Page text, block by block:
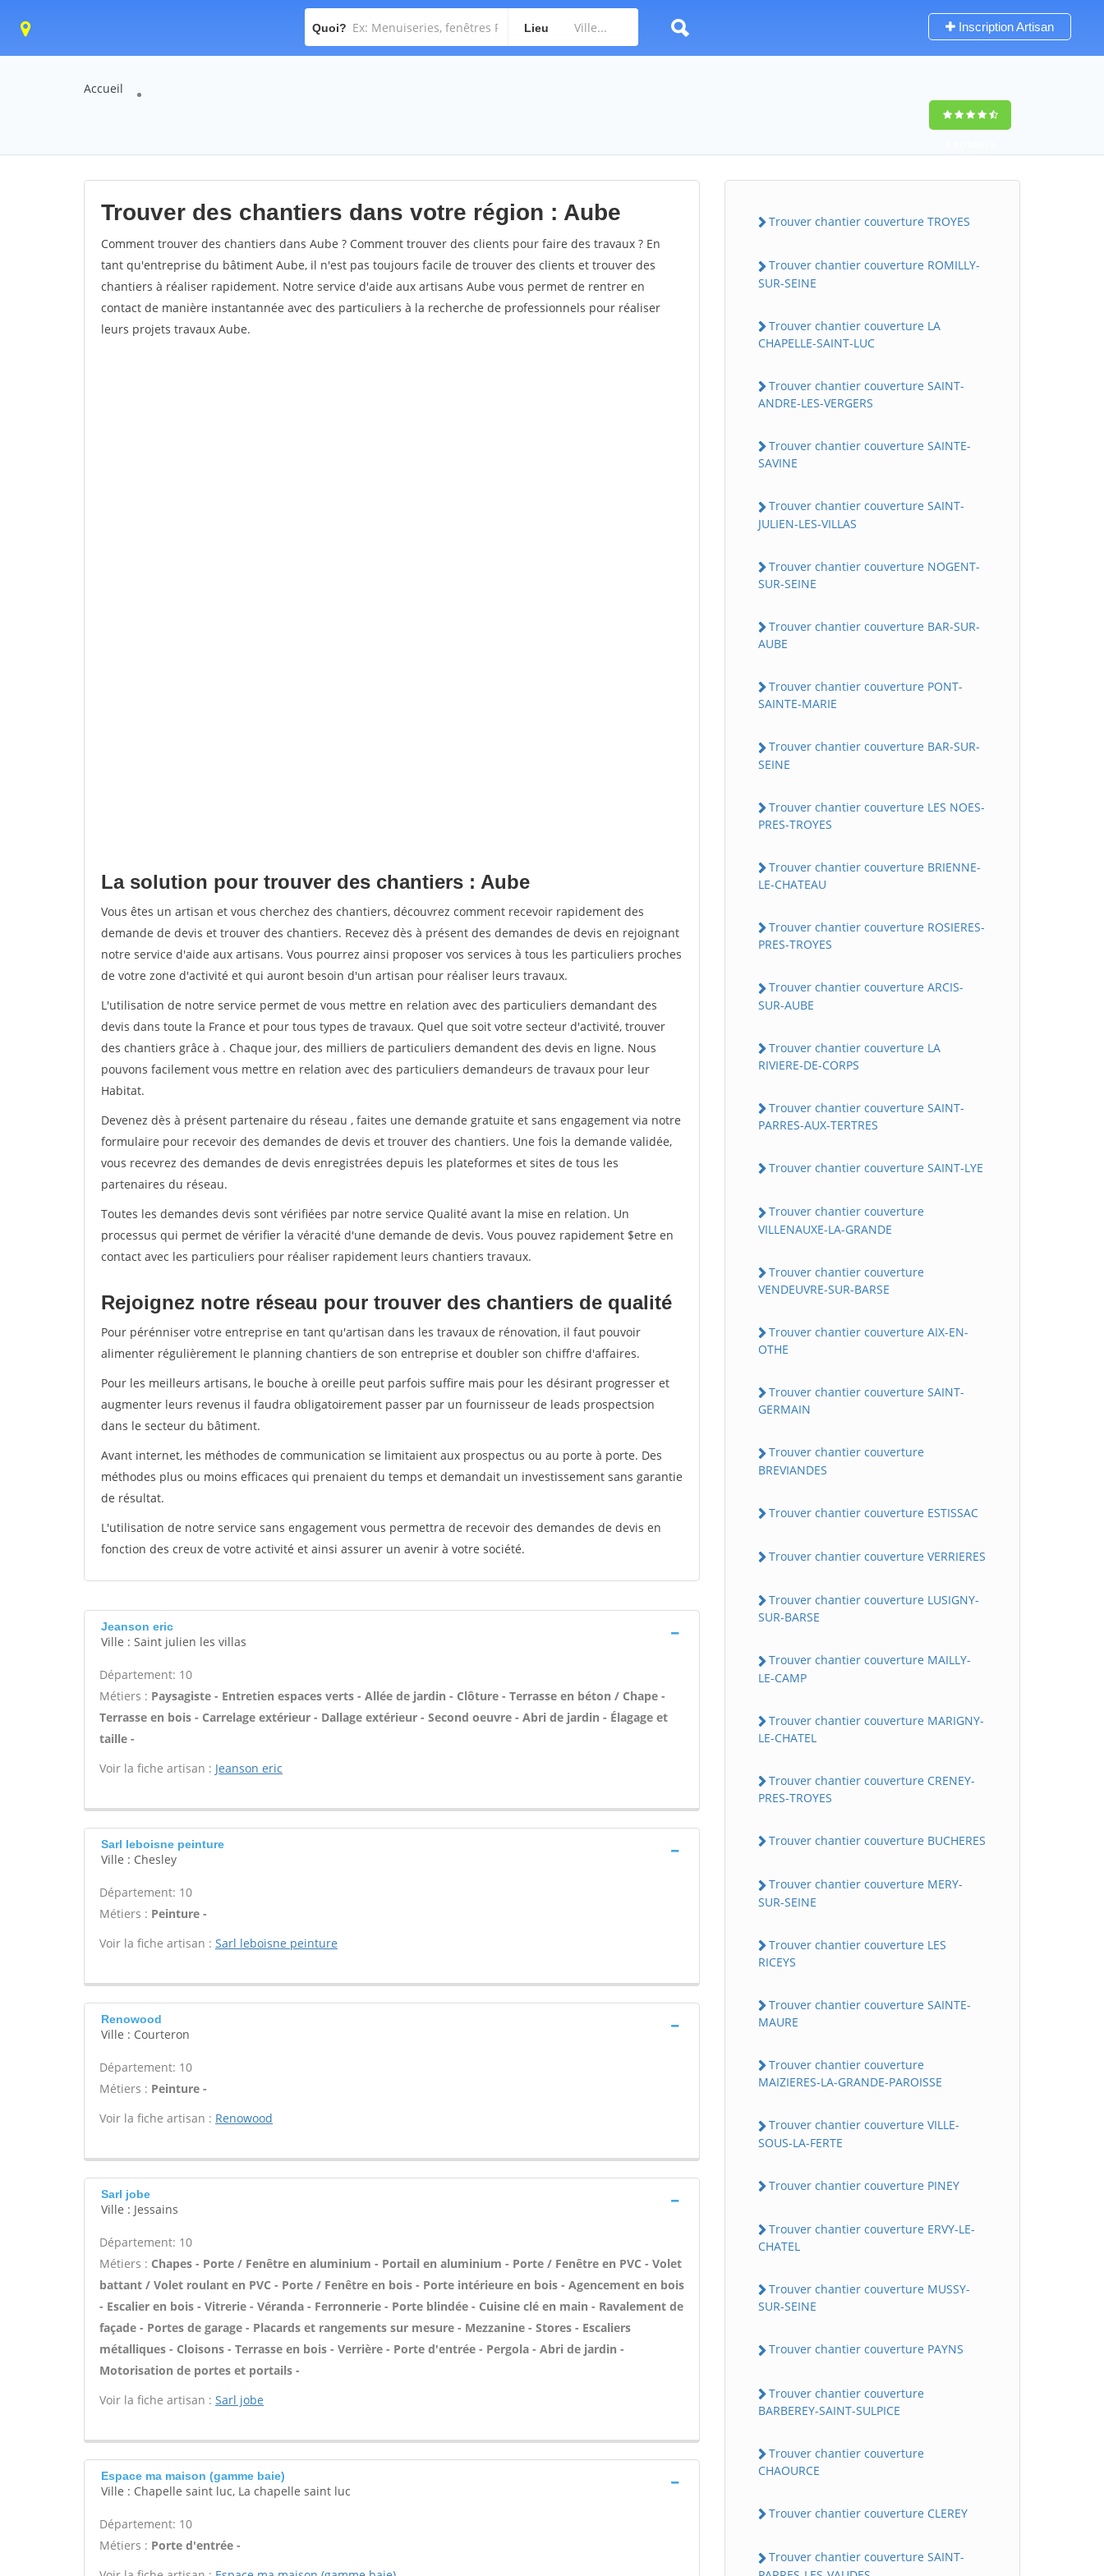
Quoi? Lieu Inscription Artisan
Accueil
Trouver des chantiers dans votre région : Aube
Comment trouver des chantiers dans Aube ? Comment trouver des clients pour faire des travaux ? En
tant qu'entreprise du bâtiment Aube, il n'est pas toujours facile de trouver des clients et trouver des
chantiers à réaliser rapidement. Notre service d'aide aux artisans Aube vous permet de rentrer en
contact de manière instantannée avec des particuliers à la recherche de professionnels pour réaliser
leurs projets travaux Aube.
La solution pour trouver des chantiers : Aube
Vous êtes un artisan et vous cherchez des chantiers, découvrez comment recevoir rapidement des
demande de devis et trouver des chantiers. Recevez dès à présent des demandes de devis en rejoignant
notre service d'aide aux artisans. Vous pourrez ainsi proposer vos services à tous les particuliers proches
de votre zone d'activité et qui auront besoin d'un artisan pour réaliser leurs travaux.
L'utilisation de notre service permet de vous mettre en relation avec des particuliers demandant des
devis dans toute la France et pour tous types de travaux. Quel que soit votre secteur d'activité, trouver
des chantiers grâce à . Chaque jour, des milliers de particuliers demandent des devis en ligne. Nous
pouvons facilement vous mettre en relation avec des particuliers demandeurs de travaux pour leur
Habitat.
Devenez dès à présent partenaire du réseau , faites une demande gratuite et sans engagement via notre
formulaire pour recevoir des demandes de devis et trouver des chantiers. Une fois la demande validée,
vous recevrez des demandes de devis enregistrées depuis les plateformes et sites de tous les
partenaires du réseau.
Toutes les demandes devis sont vérifiées par notre service Qualité avant la mise en relation. Un
processus qui permet de vérifier la véracité d'une demande de devis. Vous pouvez rapidement $etre en
contact avec les particuliers pour réaliser rapidement leurs chantiers travaux.
Rejoignez notre réseau pour trouver des chantiers de qualité
Pour pérénniser votre entreprise en tant qu'artisan dans les travaux de rénovation, il faut pouvoir
alimenter régulièrement le planning chantiers de son entreprise et doubler son chiffre d'affaires.
Pour les meilleurs artisans, le bouche à oreille peut parfois suffire mais pour les désirant progresser et
augmenter leurs revenus il faudra obligatoirement passer par un fournisseur de leads prospectsion
dans le secteur du bâtiment.
Avant internet, les méthodes de communication se limitaient aux prospectus ou au porte à porte. Des
méthodes plus ou moins efficaces qui prenaient du temps et demandait un investissement sans garantie
de résultat.
L'utilisation de notre service sans engagement vous permettra de recevoir des demandes de devis en
fonction des creux de votre activité et ainsi assurer un avenir à votre société.
Jeanson eric
Ville : Saint julien les villas
Département: 10
Métiers : Paysagiste - Entretien espaces verts - Allée de jardin - Clôture - Terrasse en béton / Chape -
Terrasse en bois - Carrelage extérieur - Dallage extérieur - Second oeuvre - Abri de jardin - Élagage et
taille -
Voir la fiche artisan : Jeanson eric
Sarl leboisne peinture
Ville : Chesley
Département: 10
Métiers : Peinture -
Voir la fiche artisan : Sarl leboisne peinture
Renowood
Ville : Courteron
Département: 10
Métiers : Peinture -
Voir la fiche artisan : Renowood
Sarl jobe
Ville : Jessains
Département: 10
Métiers : Chapes - Porte / Fenêtre en aluminium - Portail en aluminium - Porte / Fenêtre en PVC - Volet
battant / Volet roulant en PVC - Porte / Fenêtre en bois - Porte intérieure en bois - Agencement en bois
- Escalier en bois - Vitrerie - Véranda - Ferronnerie - Porte blindée - Cuisine clé en main - Ravalement de
façade - Portes de garage - Placards et rangements sur mesure - Mezzanine - Stores - Escaliers
métalliques - Cloisons - Terrasse en bois - Verrière - Porte d'entrée - Pergola - Abri de jardin -
Motorisation de portes et portails -
Voir la fiche artisan : Sarl jobe
Espace ma maison (gamme baie)
Ville : Chapelle saint luc, La chapelle saint luc
Département: 10
Métiers : Porte d'entrée -
Trouver chantier couverture TROYES
Trouver chantier couverture ROMILLY-
SUR-SEINE
Trouver chantier couverture LA
CHAPELLE-SAINT-LUC
Trouver chantier couverture SAINT-
ANDRE-LES-VERGERS
Trouver chantier couverture SAINTE-
SAVINE
Trouver chantier couverture SAINT-
JULIEN-LES-VILLAS
Trouver chantier couverture NOGENT-
SUR-SEINE
Trouver chantier couverture BAR-SUR-
AUBE
Trouver chantier couverture PONT-
SAINTE-MARIE
Trouver chantier couverture BAR-SUR-
SEINE
Trouver chantier couverture LES NOES-
PRES-TROYES
Trouver chantier couverture BRIENNE-
LE-CHATEAU
Trouver chantier couverture ROSIERES-
PRES-TROYES
Trouver chantier couverture ARCIS-
SUR-AUBE
Trouver chantier couverture LA
RIVIERE-DE-CORPS
Trouver chantier couverture SAINT-
PARRES-AUX-TERTRES
Trouver chantier couverture SAINT-LYE
Trouver chantier couverture
VILLENAUXE-LA-GRANDE
Trouver chantier couverture
VENDEUVRE-SUR-BARSE
Trouver chantier couverture AIX-EN-
OTHE
Trouver chantier couverture SAINT-
GERMAIN
Trouver chantier couverture
BREVIANDES
Trouver chantier couverture ESTISSAC
Trouver chantier couverture VERRIERES
Trouver chantier couverture LUSIGNY-
SUR-BARSE
Trouver chantier couverture MAILLY-
LE-CAMP
Trouver chantier couverture MARIGNY-
LE-CHATEL
Trouver chantier couverture CRENEY-
PRES-TROYES
Trouver chantier couverture BUCHERES
Trouver chantier couverture MERY-
SUR-SEINE
Trouver chantier couverture LES
RICEYS
Trouver chantier couverture SAINTE-
MAURE
Trouver chantier couverture
MAIZIERES-LA-GRANDE-PAROISSE
Trouver chantier couverture VILLE-
SOUS-LA-FERTE
Trouver chantier couverture PINEY
Trouver chantier couverture ERVY-LE-
CHATEL
Trouver chantier couverture MUSSY-
SUR-SEINE
Trouver chantier couverture PAYNS
Trouver chantier couverture
BARBEREY-SAINT-SULPICE
Trouver chantier couverture
CHAOURCE
Trouver chantier couverture CLEREY
Trouver chantier couverture SAINT-